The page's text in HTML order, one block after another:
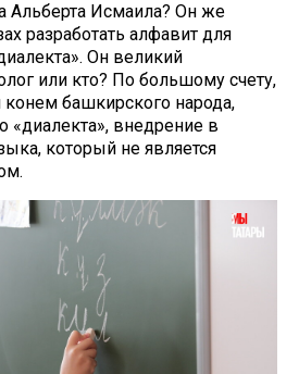
Альберта Исмаила? Он же
разработать алфавит для
Он великий
или кто? По большому счету,
конем башкирского народа,
«диалекта», внедрение в
который не является